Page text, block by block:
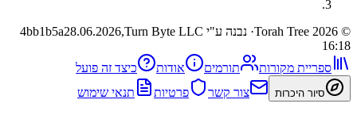
· נבנה ע"י Turn Byte LLC 4bb1b5a28.06.2026,
מקורות תורמים אודות כיצד זה פועל
היכרות צור קשר פרטיות תנאי שימוש